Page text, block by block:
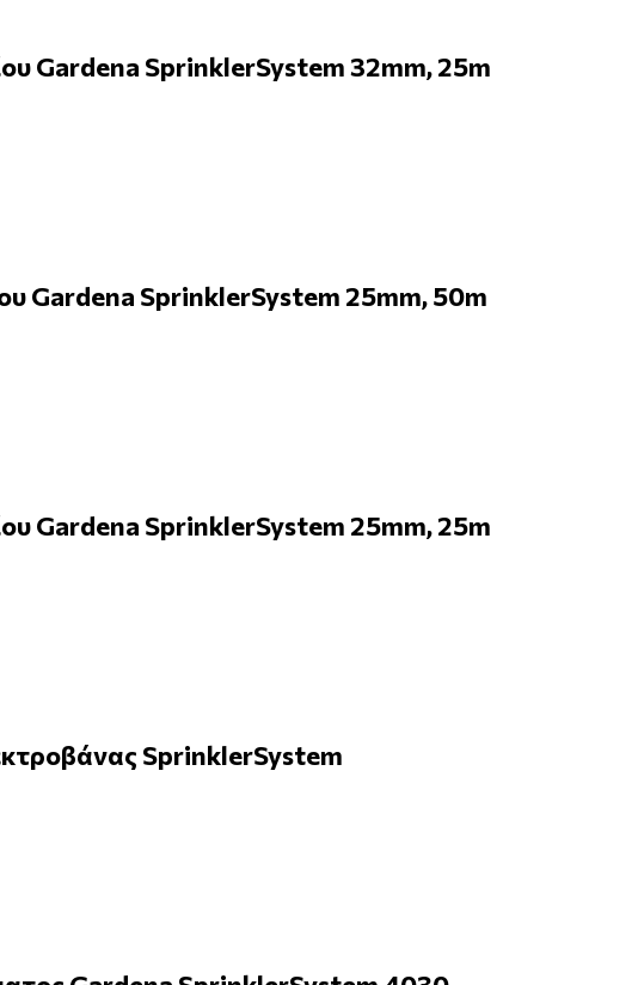
Gardena SprinklerSystem 32mm, 25m
Gardena SprinklerSystem 25mm, 50m
Gardena SprinklerSystem 25mm, 25m
SprinklerSystem